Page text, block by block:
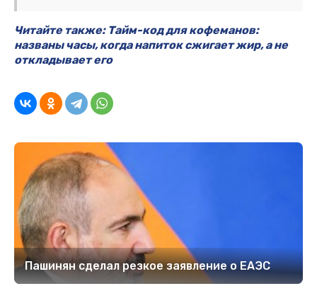
Читайте также: Тайм-код для кофеманов:
названы часы, когда напиток сжигает жир, а не
откладывает его
Пашинян сделал резкое заявление о ЕАЭС